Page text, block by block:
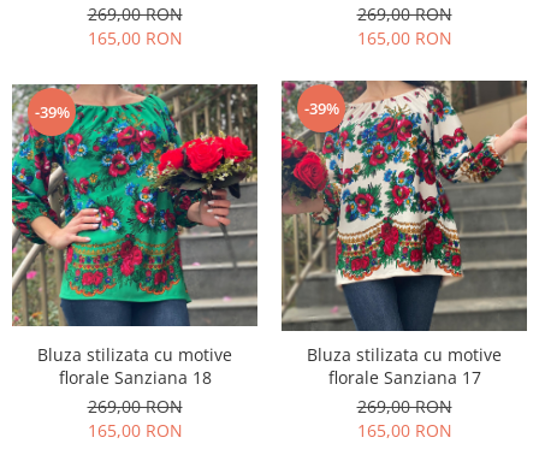
269,00 RON
165,00 RON
269,00 RON
165,00 RON
-39%
Bluza stilizata cu motive
florale Sanziana 18
269,00 RON
165,00 RON
-39%
Bluza stilizata cu motive
florale Sanziana 17
269,00 RON
165,00 RON